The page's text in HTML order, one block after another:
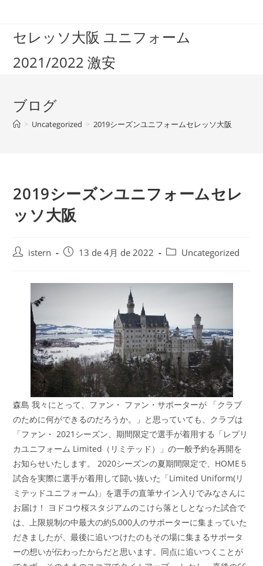
セレッソ大阪 ユニフォーム
2021/2022 激安
ブログ
> Uncategorized > 2019シーズンユニフォームセレッソ大阪
2019シーズンユニフォームセレ
ッソ大阪
投
istern
投
13 de 4月 de 2022
投
リ
ー:
Uncategorized
森島 我々にとって、ファン・ ファン・サポーターが 「クラブ
のために何ができるのだろうか。」と思っていても、クラブは
「ファン・ 2021シーズン、期間限定で選手が着用する「レプリ
カユニフォーム Limited（リミテッド）」の一般予約を再開を
お知らせいたします。 2020シーズンの夏期間限定で、HOME５
試合を実際に選手が着用して闘い抜いた「Limited Uniform(リ
ミテッドユニフォーム)」を選手の直筆サイン入りでみなさんに
お届け！ ヨドコウ桜スタジアムのこけら落としとなった試合で
は、上限規制の中最大の約5,000人のサポーターに集まっていた
だきましたが、最後に追いつけたのもその場に集まるサポータ
ーの想いが伝わったからだと思います。同点に追いつくことが